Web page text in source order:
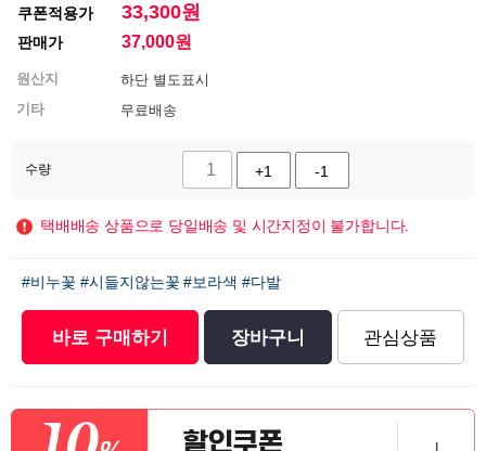
쿠폰적용가 33,300원
판매가 37,000원
원산지
하단 별도표시
기타
무료배송
수량 +1 -1
택배배송 상품으로 당일배송 및 시간지정이 불가합니다.
#비누꽃 #시들지않는꽃 #보라색 #다발
바로 구매하기 장바구니 관심상품